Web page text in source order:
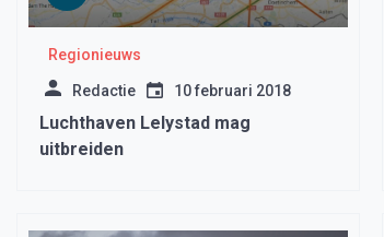
Regionieuws
Redactie 10 februari 2018
Luchthaven Lelystad mag
uitbreiden